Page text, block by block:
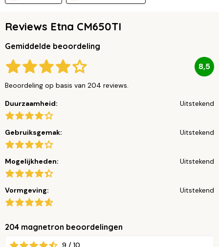
Reviews Etna CM650TI
Gemiddelde beoordeling
8,5
Beoordeling op basis van 204 reviews.
Duurzaamheid: Uitstekend
Gebruiksgemak: Uitstekend
Mogelijkheden: Uitstekend
Vormgeving: Uitstekend
204 magnetron beoordelingen
9 / 10